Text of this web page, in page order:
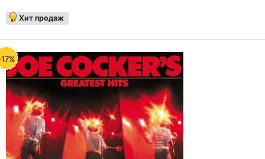
"Biko", которые подчеркивают, насколько
многогранным артистом является Питер Гэбриэл.
захватывающему дух сценическому представлению,
"Back To Front" - это визуальное и музыкальное
зрелище, погружающее зрителя в концерт, который
еще никогда не был представлен в таком виде.
Бонусный материал содержит интересные сведения о
создании шоу.
Отзывы
"Хотя Гэбриэл отказался от поверхностных шоу-
эффектов, безупречное качество звука и изображения
превращает этот Blu-ray в захватывающий концертный
опыт" Живой опыт" (Good Times, август/сентябрь 2014)
Хит продаж